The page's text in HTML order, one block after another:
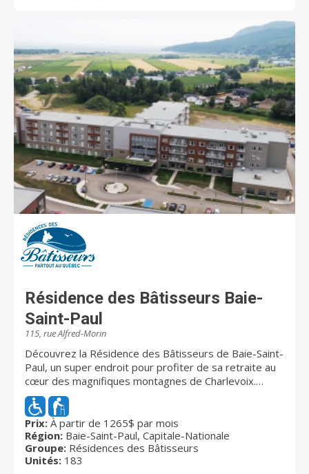
d’accéder à des destinations incontournables, comme
l’île d’Orléans, son tourisme gastronomique et sa
nature enchanteresse. Chez Chartwell, notre vision
Dédiés à votre MIEUX-ÊTRE est bien plus qu'une
simple phrase; c'est une priorité absolue. Nous tenons
à ce que nos résidents sachent que les soins et les
services qui leur sont offerts dans les résidences
Chartwell leur permettront de mener une vie
heureuse, enrichissante et saine. Il est primordial que
les familles soient rassurées que leurs proches
évoluent dans un environnement sûr et qu'ils
participent à la vie quotidienne dans nos résidences
selon leurs envies et leurs intérêts. Chartwell offre un
éventail complet de résidences pour retraités. Il s'agit
du plus important propriétaire et gestionnaire de
résidences pour retraités au Canada. Au Québec,
Chartwell compte plus de 10 000 résidents et emploie
environ 3 000 employés. Pour de plus amples
Résidence des Bâtisseurs Baie-
Saint-Paul
115, rue Alfred-Morin
Découvrez la Résidence des Bâtisseurs de Baie-Saint-
Paul, un super endroit pour profiter de sa retraite au
cœur des magnifiques montagnes de Charlevoix.
Notre résidence privée, réservée aux aînés, propose
un cadre moderne et unique avec une architecture
contemporaine et un design intérieur haut de gamme.
Si vous cherchez une résidence pour aînés à Baie-
Saint-Paul, vous êtes au bon endroit pour une retraite
bien méritée et confortable !
Prix: À partir de 1265$ par mois
Région: Baie-Saint-Paul, Capitale-Nationale
Groupe: Résidences des Bâtisseurs
Unités: 183